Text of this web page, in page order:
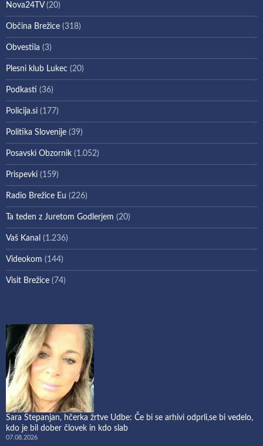
Nova24TV(20)
Občina Brežice (318)
Obvestila (3)
Plesni klub Lukec (20)
Podkasti (36)
Policija.si (177)
Politika Slovenije (39)
Posavski Obzornik (1.052)
Prispevki (159)
Radio Brežice Eu (226)
Ta teden z Juretom Godlerjem (20)
Vaš Kanal (1.236)
Videokom (144)
Visit Brežice (74)
Sara Stepanjan, hčerka žrtve Udbe: Če bi se arhivi odprli,se bi vedelo,
kdo je bil dober človek in kdo slab
07.08.2026